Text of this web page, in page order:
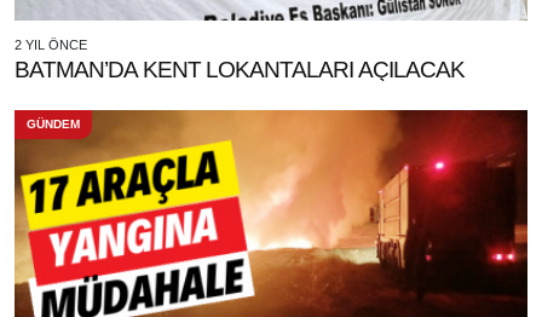
2 YIL ÖNCE
BATMAN’DA KENT LOKANTALARI AÇILACAK
GÜNDEM